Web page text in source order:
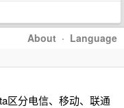
About · Language
区分电信、移动、联通